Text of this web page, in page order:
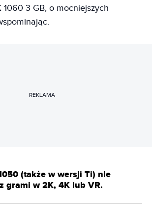
1060 3 GB, o mocniejszych
REKLAMA
(także w wersji Ti) nie
grami w 2K, 4K lub VR.